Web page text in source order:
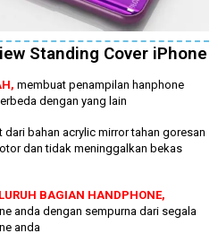
Standing Cover iPhone
membuat penampilan hanphone
dengan yang lain
dari bahan acrylic mirror tahan goresan
dan tidak meninggalkan bekas
BAGIAN HANDPHONE,
anda dengan sempurna dari segala
anda